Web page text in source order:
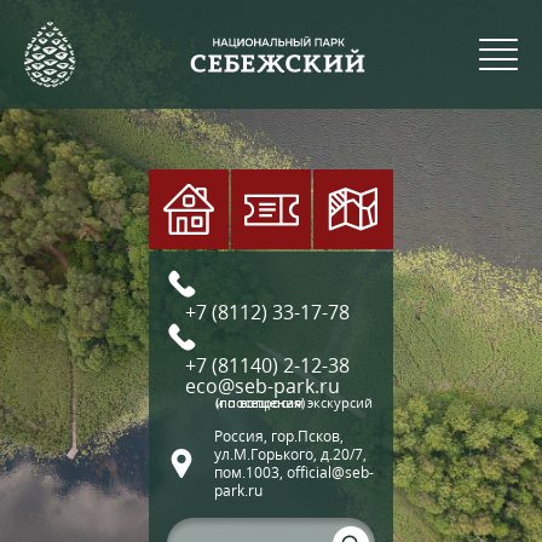
+7 (8112) 33-17-78
+7 (81140) 2-12-38
eco@seb-park.ru
(по вопросам экскурсий и посещения)
Россия, гор.Псков,
ул.М.Горького, д.20/7,
пом.1003, official@seb-
park.ru